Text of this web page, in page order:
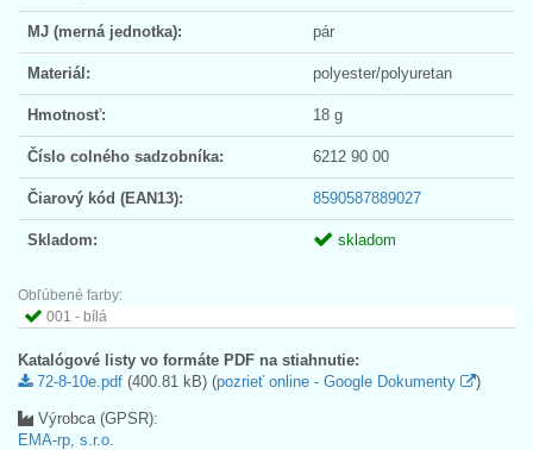
MJ (merná jednotka): pár
Materiál: polyester/polyuretan
Hmotnosť: 18 g
Číslo colného sadzobníka: 6212 90 00
Čiarový kód (EAN13): 8590587889027
Skladom: skladom
Obľúbené farby:
001 - bílá
Katalógové listy vo formáte PDF na stiahnutie:
72-8-10e.pdf (400.81 kB) (pozrieť online - Google Dokumenty )
Výrobca (GPSR):
EMA-rp, s.r.o.